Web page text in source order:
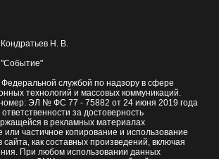
Н. В.
Федеральной службой по надзору в сфере
технологий и массовых коммуникаций.
ЭЛ № ФС 77 - 75882 от 24 июня 2019 года
за достоверность
в рекламных материалах
частичное копирование и использование
как составных произведений, включая
При любом использовании данных